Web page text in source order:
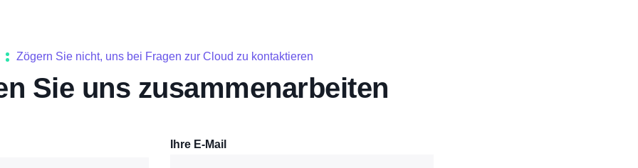
Zögern Sie nicht, uns bei Fragen zur Cloud zu kontaktieren
Sie uns zusammenarbeiten
Ihre E-Mail